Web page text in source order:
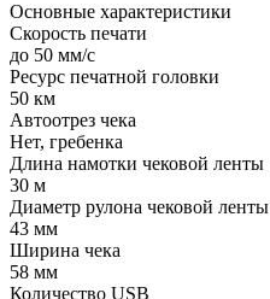
Основные характеристики
Скорость печати
до 50 мм/с
Ресурс печатной головки
50 км
Автоотрез чека
Нет, гребенка
Длина намотки чековой ленты
30 м
Диаметр рулона чековой ленты
43 мм
Ширина чека
58 мм
Количество USB